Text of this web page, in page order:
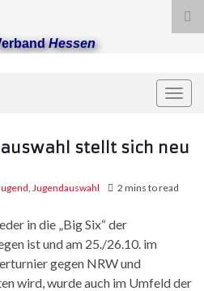
Hessen
stellt sich neu
, Jugendauswahl 2 mins to read
in die „Big Six“ der
ist und am 25./26.10. im
gegen NRW und
wird, wurde auch im Umfeld der